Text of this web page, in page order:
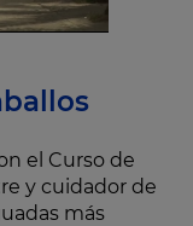
el Curso de
y cuidador de
más